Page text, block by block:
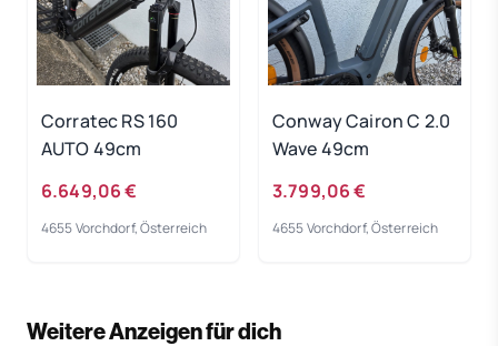
Corratec RS 160
AUTO 49cm
6.649,06 €
4655 Vorchdorf, Österreich
Conway Cairon C 2.0
Wave 49cm
3.799,06 €
4655 Vorchdorf, Österreich
Weitere Anzeigen für dich